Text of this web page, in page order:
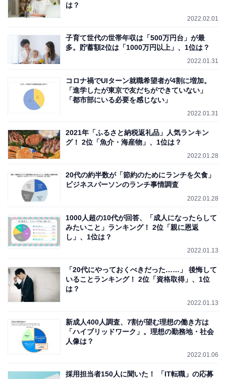
は？
2022.02.01
子育て世代の世帯年収は「500万円台」が最
多。貯蓄額2位は「1000万円以上」、1位は？
2022.01.31
コロナ禍でUIターン就職希望者が4割に増加。
「進学したが東京で友だちができていない」
「都市部にいる必要を感じない」
2022.01.31
2021年「ふるさと納税返礼品」人気ランキン
グ！ 2位「魚介・海産物」、1位は？
2022.01.28
20代の約半数が「節約のためにランチを欠食」
ビジネスパーソンのランチ事情調査
2022.01.28
1000人超の10代が回答、「成人になったらして
みたいこと」ランキング！ 2位「親に恩返
し」、1位は？
2022.01.13
「20代にやっておくべきだった……」 後悔して
いることランキング！ 2位「資格取得」、1位
は？
2022.01.13
新成人400人調査、7割が望む理想の働き方は
「ハイブリッドワーク」。理想の勤務地・社会
人像は？
2022.01.06
採用担当者150人に聞いた！ 「IT転職」の応募